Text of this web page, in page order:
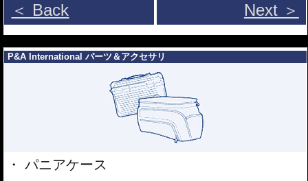
＜ Back Next ＞
P&A International パーツ＆アクセサリ
パニアケース